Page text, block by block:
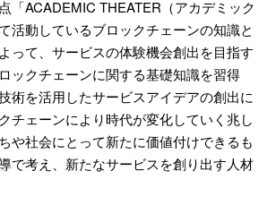
「ACADEMIC THEATER（アカデミック
活動しているブロックチェーンの知識と
って、サービスの体験機会創出を目指す
ックチェーンに関する基礎知識を習得
術を活用したサービスアイデアの創出に
チェーンにより時代が変化していく兆し
や社会にとって新たに価値付けできるも
で考え、新たなサービスを創り出す人材